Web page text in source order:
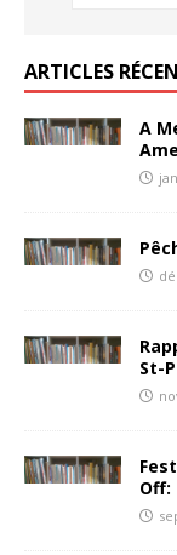
ARTICLES
A
St-
Off: